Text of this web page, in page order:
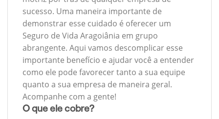
sucesso. Uma maneira importante de
demonstrar esse cuidado é oferecer um
Seguro de Vida Aragoiânia em grupo
abrangente. Aqui vamos descomplicar esse
importante benefício e ajudar você a entender
como ele pode favorecer tanto a sua equipe
quanto a sua empresa de maneira geral.
Acompanhe com a gente!
O que ele cobre?